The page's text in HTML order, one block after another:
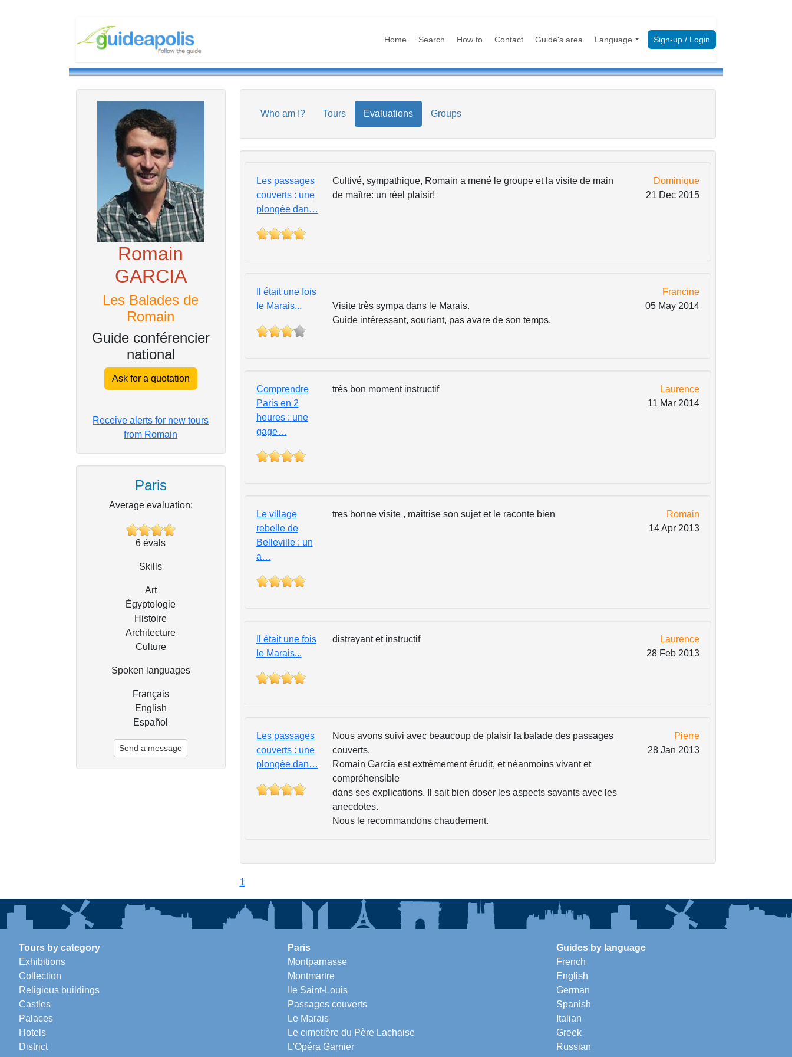
Home Search How to Contact Guide's area Language Sign-up / Login
Romain
GARCIA
Les Balades de
Romain
Guide conférencier
national
Ask for a quotation
Receive alerts for new tours
from Romain
Paris
Average evaluation:
6 évals
Skills
Art
Égyptologie
Histoire
Architecture
Culture
Spoken languages
Français
English
Español
Send a message
Who am I? Tours Evaluations Groups
Les passages
couverts : une
plongée dan…
Cultivé, sympathique, Romain a mené le groupe et la visite de main
de maître: un réel plaisir!
Dominique
21 Dec 2015
Il était une fois
le Marais...
Visite très sympa dans le Marais.
Guide intéressant, souriant, pas avare de son temps.
Francine
05 May 2014
Comprendre
Paris en 2
heures : une
gage…
très bon moment instructif
Laurence
11 Mar 2014
Le village
rebelle de
Belleville : un
a…
tres bonne visite , maitrise son sujet et le raconte bien
Romain
14 Apr 2013
Il était une fois
le Marais...
distrayant et instructif
Laurence
28 Feb 2013
Les passages
couverts : une
plongée dan…
Nous avons suivi avec beaucoup de plaisir la balade des passages
couverts.
Romain Garcia est extrêmement érudit, et néanmoins vivant et
compréhensible
dans ses explications. Il sait bien doser les aspects savants avec les
anecdotes.
Nous le recommandons chaudement.
Pierre
28 Jan 2013
1
Tours by category
Exhibitions
Collection
Religious buildings
Castles
Palaces
Hotels
District
Paris
Montparnasse
Montmartre
Ile Saint-Louis
Passages couverts
Le Marais
Le cimetière du Père Lachaise
L'Opéra Garnier
Guides by language
French
English
German
Spanish
Italian
Greek
Russian